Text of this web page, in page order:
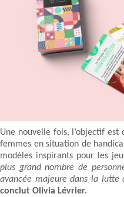
Une nouvelle fois, l’objectif
femmes en situation de
modèles inspirants pour les
plus grand nombre de
avancée majeure dans la lutte
conclut Olivia Lévrier.